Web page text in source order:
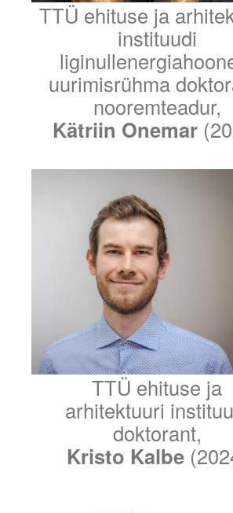
TTÜ ehituse ja
instituudi
uurimisrühma
nooremteadur,
Kätriin Onemar
TTÜ ehituse ja
arhitektuuri
doktorant,
Kristo Kalbe